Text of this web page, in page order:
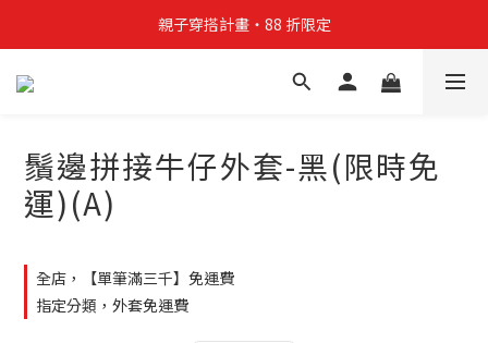
親子穿搭計畫・88 折限定
親子穿搭計畫・88 折限定
貼身補貨計畫  任選 6 件 $888
親子穿搭計畫・88 折限定
鬚邊拼接牛仔外套-黑(限時免
運)(A)
全店，【單筆滿三千】免運費
指定分類，外套免運費